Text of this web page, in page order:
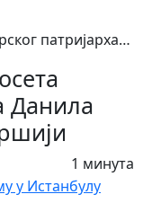
патријарха…
Данила
1 минута